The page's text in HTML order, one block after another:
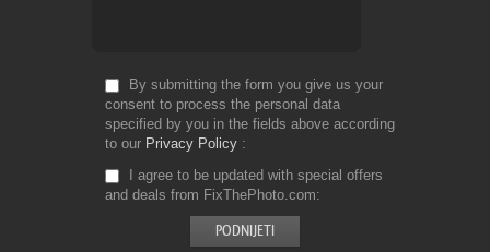
By submitting the form you give us your
consent to process the personal data
specified by you in the fields above according
to our Privacy Policy
I agree to be updated with special offers
and deals from FixThePhoto.com